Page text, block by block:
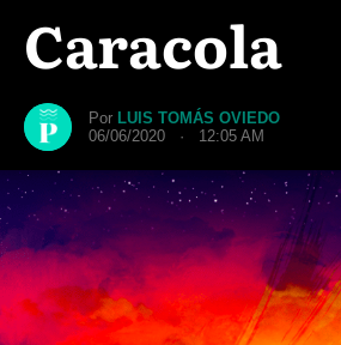
Caracola
Por LUIS TOMÁS OVIEDO
06/06/2020 · 12:05 AM